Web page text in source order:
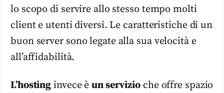
lo scopo di servire allo stesso tempo molti
client e utenti diversi. Le caratteristiche di un
buon server sono legate alla sua velocità e
all’affidabilità.
L’hosting invece èun servizio che offre spazio